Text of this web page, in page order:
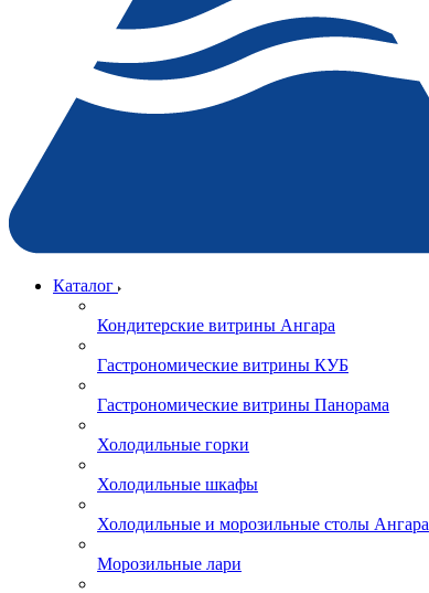
Каталог
Кондитерские витрины Ангара
Гастрономические витрины КУБ
Гастрономические витрины Панорама
Холодильные горки
Холодильные шкафы
Холодильные и морозильные столы Ангара
Морозильные лари